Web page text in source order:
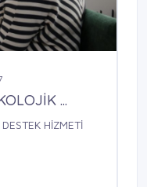
...
HİZMETİ